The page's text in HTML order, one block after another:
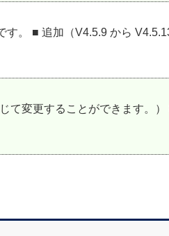
。 ■ 追加（V4.5.9 から
て変更することができます。